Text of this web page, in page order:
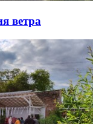
ветра